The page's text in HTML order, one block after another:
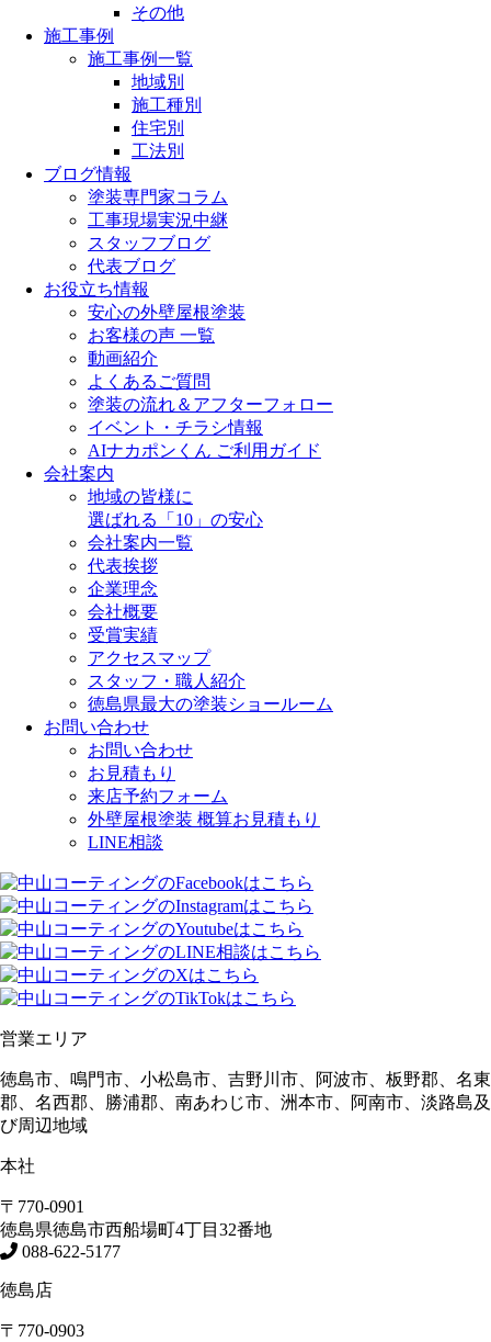
その他
施工事例
施工事例一覧
地域別
施工種別
住宅別
工法別
ブログ情報
塗装専門家コラム
工事現場実況中継
スタッフブログ
代表ブログ
お役立ち情報
安心の外壁屋根塗装
お客様の声 一覧
動画紹介
よくあるご質問
塗装の流れ＆アフターフォロー
イベント・チラシ情報
AIナカポンくん ご利用ガイド
会社案内
地域の皆様に
選ばれる「10」の安心
会社案内一覧
代表挨拶
企業理念
会社概要
受賞実績
アクセスマップ
スタッフ・職人紹介
徳島県最大の塗装ショールーム
お問い合わせ
お問い合わせ
お見積もり
来店予約フォーム
外壁屋根塗装 概算お見積もり
LINE相談
営業エリア
徳島市、鳴門市、小松島市、吉野川市、阿波市、板野郡、名東
郡、名西郡、勝浦郡、南あわじ市、洲本市、阿南市、淡路島及
び周辺地域
本社
〒770-0901
徳島県徳島市西船場町4丁目32番地
088-622-5177
徳島店
〒770-0903